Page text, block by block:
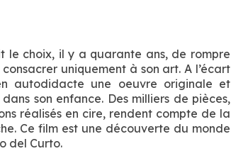
le choix, il y a quarante ans, de rompre
uniquement à son art. A l’écart
autodidacte une oeuvre originale et
son enfance. Des milliers de pièces,
réalisés en cire, rendent compte de la
Ce film est une découverte du monde
del Curto.